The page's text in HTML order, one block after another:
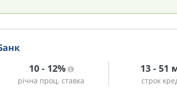
10 - 12%
річна проц. ставка
13 - 51
строк